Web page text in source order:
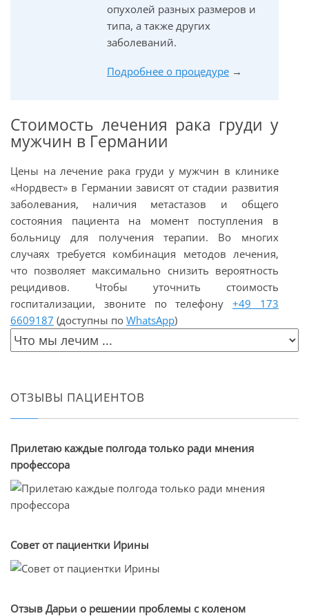
опухолей разных размеров и
типа, а также других
заболеваний.
Подробнее о процедуре →
Стоимость лечения рака груди у
мужчин в Германии
Цены на лечение рака груди у мужчин в клинике
«Нордвест» в Германии зависят от стадии развития
заболевания, наличия метастазов и общего
состояния пациента на момент поступления в
больницу для получения терапии. Во многих
случаях требуется комбинация методов лечения,
что позволяет максимально снизить вероятность
рецидивов. Чтобы уточнить стоимость
госпитализации, звоните по телефону +49 173
6609187 (доступны по WhatsApp)
ОТЗЫВЫ ПАЦИЕНТОВ
Прилетаю каждые полгода только ради мнения
профессора
Совет от пациентки Ирины
Отзыв Дарьи о решении проблемы с коленом